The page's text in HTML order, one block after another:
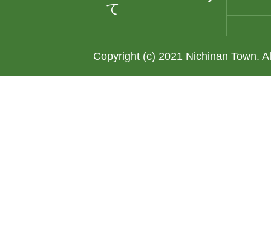
て
Copyright (c) 2021 Nichinan Town.